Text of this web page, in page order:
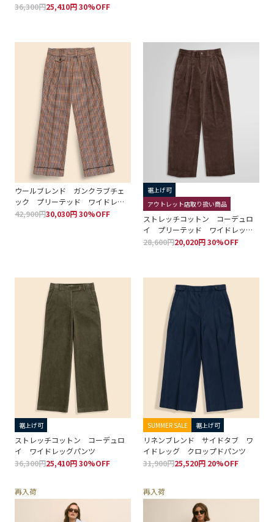
36,300円25,410円 30%OFF
ウールブレンド ガンクラブチェ
ック プリーテッド ワイドレッ
グパンツ
42,900円30,030円 30%OFF
裾上げ可
アウトレット店取り扱い商品
ストレッチコットン コーデュロ
イ プリーテッド ワイドレッグ
パンツ
28,600円20,020円 30%OFF
裾上げ可
ストレッチコットン コーデュロ
イ ワイドレッグパンツ
36,300円25,410円 30%OFF
SUMMER SALE 裾上げ可
リネンブレンド サイドタブ ワ
イドレッグ クロップドパンツ
31,900円25,520円 20%OFF
再入荷 再入荷